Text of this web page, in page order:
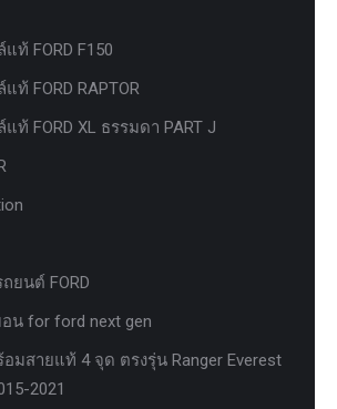
ท้ FORD F150
ท้ FORD RAPTOR
ท้ FORD XL ธรรมดา PART J
ยนต์ FORD
น for ford next gen
มสายแท้ 4 จุด ตรงรุ่น Ranger Everest
2021